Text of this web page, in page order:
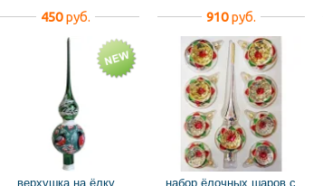
450руб. 910руб.
верхушка на ёлку
набор ёлочных шаров с